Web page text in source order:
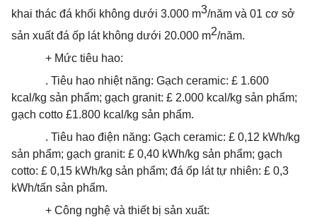
khai thác đá khối không dưới 3.000 m3/năm và 01 cơ sở
sản xuất đá ốp lát không dưới 20.000 m2/năm.
+ Mức tiêu hao:
. Tiêu hao nhiệt năng: Gạch ceramic: £ 1.600
kcal/kg sản phẩm; gạch granit: £ 2.000 kcal/kg sản phẩm;
gạch cotto £1.800 kcal/kg sản phẩm.
. Tiêu hao điện năng: Gạch ceramic: £ 0,12 kWh/kg
sản phẩm; gạch granit: £ 0,40 kWh/kg sản phẩm; gạch
cotto: £ 0,15 kWh/kg sản phẩm; đá ốp lát tự nhiên: £ 0,3
kWh/tấn sản phẩm.
+ Công nghệ và thiết bị sản xuất: